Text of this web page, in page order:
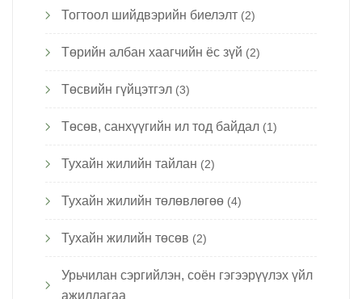
Тогтоол шийдвэрийн биелэлт (2)
Төрийн албан хаагчийн ёс зүй (2)
Төсвийн гүйцэтгэл (3)
Төсөв, санхүүгийн ил тод байдал (1)
Тухайн жилийн тайлан (2)
Тухайн жилийн төлөвлөгөө (4)
Тухайн жилийн төсөв (2)
Урьчилан сэргийлэн, соён гэгээрүүлэх үйл
ажиллагаа